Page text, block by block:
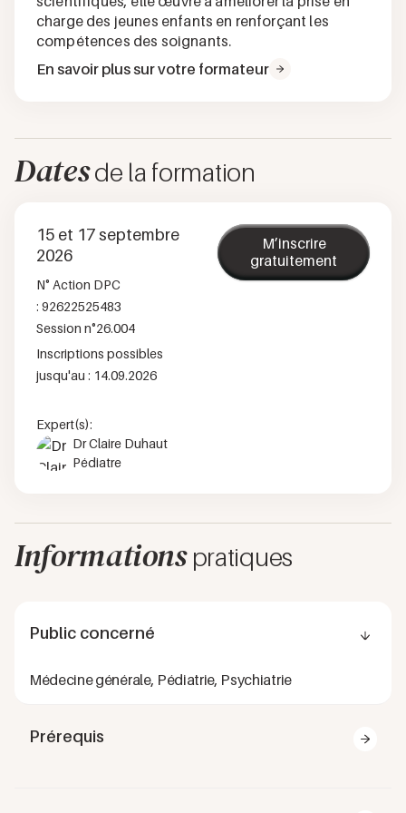
charge des jeunes enfants en renforçant les
compétences des soignants.
En savoir plus sur votre formateur
Datesde la formation
15 et 17 septembre
2026
N° Action DPC
: 92622525483
Session n°26.004
Inscriptions possibles
jusqu'au : 14.09.2026
M’inscrire
gratuitement
Expert(s):
Dr Claire Duhaut
Pédiatre
Informationspratiques
Public concerné
Médecine générale, Pédiatrie, Psychiatrie
Prérequis